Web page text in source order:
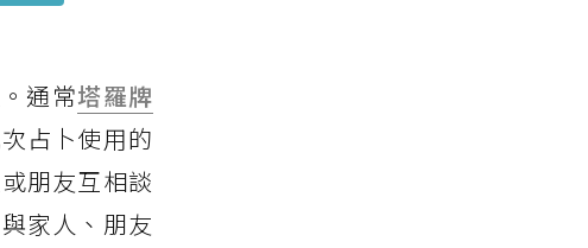
通常塔羅牌
占卜使用的
朋友互相談
家人、朋友